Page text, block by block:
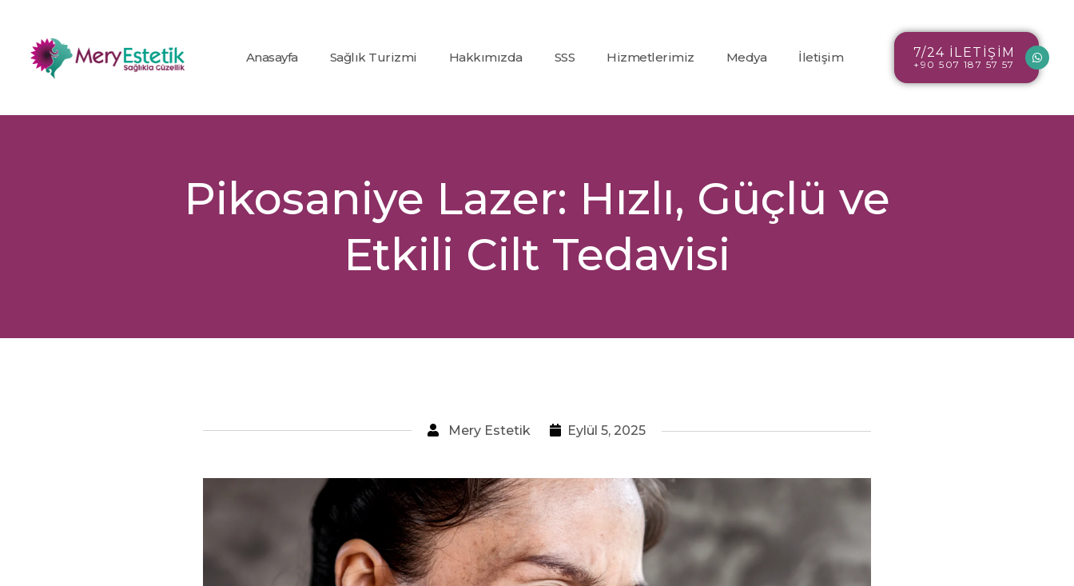
Anasayfa Sağlık Turizmi Hakkımızda SSS Hizmetlerimiz
(Karbondioksit)
Nd:Yag Lazer
Epilasyon
İp Askı (PDO)
Dolgu
Splendor X
Ben Alma
Medya
Video Galerisi
İletişim 7/24 İLETİŞİM
+90 507 187 57 57
Pikosaniye Lazer: Hızlı, Güçlü ve
Etkili Cilt Tedavisi
Mery Estetik Eylül 5, 2025